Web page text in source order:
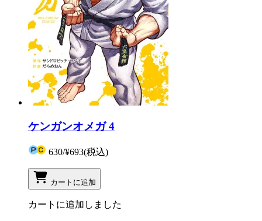
ケンガンオメガ 4
630/¥693(税込)
カートに追加
カートに追加しました